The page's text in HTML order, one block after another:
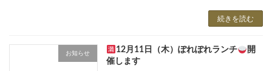
続きを読む
お知らせ 12月11日（木）ぽれぽれランチ
開
催します